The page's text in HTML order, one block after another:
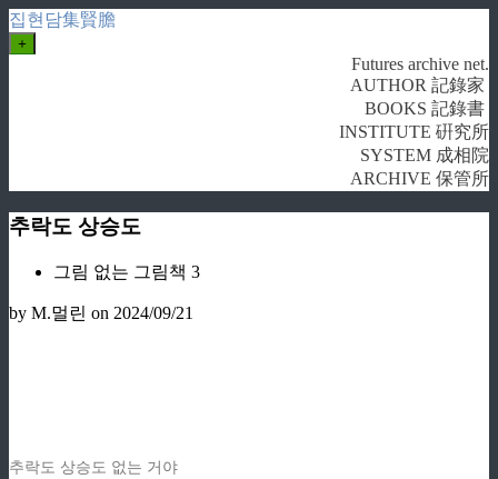
집현담集賢膽
+
Futures archive net.
AUTHOR 記錄家
BOOKS 記錄書
INSTITUTE 硏究所
SYSTEM 成相院
ARCHIVE 保管所
추락도 상승도
그림 없는 그림책 3
by M.멀린 on 2024/09/21
추락도 상승도 없는 거야